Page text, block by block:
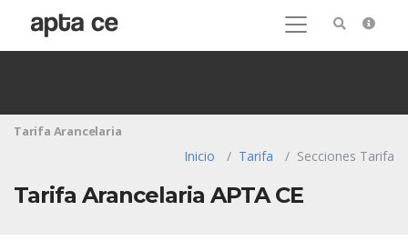
Tarifa Arancelaria
Inicio Tarifa Secciones Tarifa
Tarifa Arancelaria APTA CE